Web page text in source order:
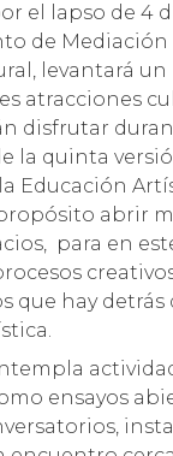
el lapso de 4
de Mediación
levantará
atracciones
disfrutar
la quinta
Educación
abrir
para en
que hay detrás
ensayos